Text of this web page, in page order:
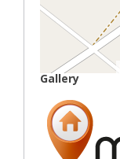
Gallery